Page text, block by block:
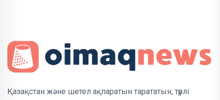
Қазақстан және шетел ақпаратын тарататын, түрлі